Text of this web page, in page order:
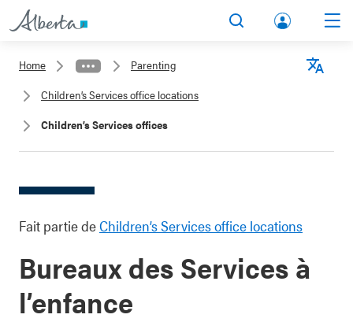
lbert
Home
Parenting
Children’s Services office locations
Children’s Services offices
Fait partie deChildren’s Services office locations
Bureaux des Services à
l’enfance